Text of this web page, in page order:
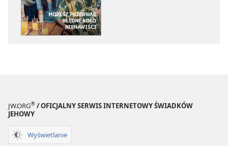
JW.ORG® / OFICJALNY SERWIS INTERNETOWY ŚWIADKÓW
JEHOWY
Wyświetlanie